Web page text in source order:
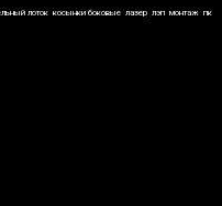
лоток косынки боковые лазер лэп монтаж пк